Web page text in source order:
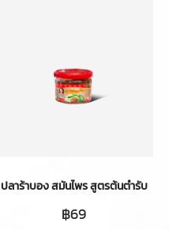
ปลาร้าบอง สมันไพร สูตรต้นตำรับ
฿69